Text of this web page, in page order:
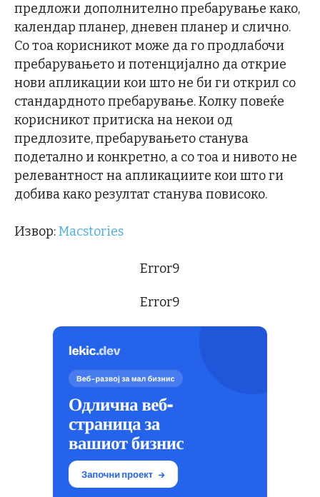
предложи дополнително пребарување како,
календар планер, дневен планер и слично.
Со тоа корисникот може да го продлабочи
пребарувањето и потенцијално да открие
нови апликации кои што не би ги открил со
стандардното пребарување. Колку повеќе
корисникот притиска на некои од
предлозите, пребарувањето станува
подетално и конкретно, а со тоа и нивото не
релевантност на апликациите кои што ги
добива како резултат станува повисоко.
Извор:Macstories
Error9
Error9